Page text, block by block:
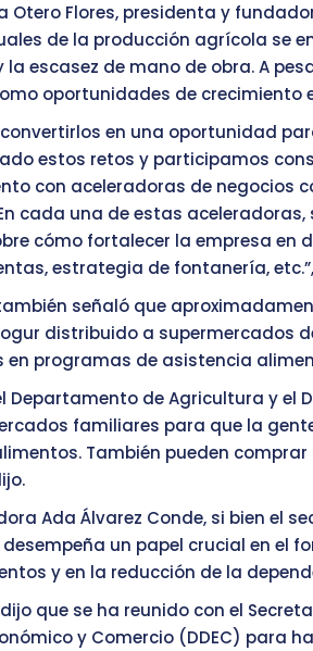
Otero Flores, presidenta y
de la producción agrícola se
escasez de mano de obra. A
oportunidades de crecimiento
en una oportunidad
estos retos y participamos
con aceleradoras de negocios
cada una de estas
cómo fortalecer la empresa en
estrategia de fontanería,
señaló que
distribuido a supermercados
en programas de asistencia
Departamento de Agricultura y el
familiares para que la
También pueden
Ada Álvarez Conde, si bien el
desempeña un papel crucial en
y en la reducción de la
que se ha reunido con el
y Comercio (DDEC) para